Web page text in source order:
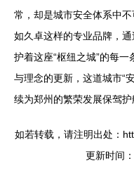
常，却是城市安全体系中
如久卓这样的专业品牌，
护着这座“枢纽之城”的每
与理念的更新，这道城市“
续为郑州的繁荣发展保驾护
如若转载，请注明出处：
更新时间